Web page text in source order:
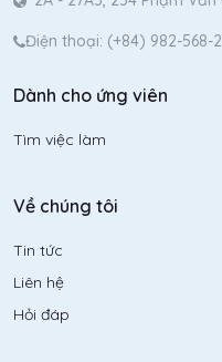
Điện thoại: (+84) 982-568-
Dành cho ứng viên
Tìm việc làm
Về chúng tôi
Tin tức
Liên hệ
Hỏi đáp